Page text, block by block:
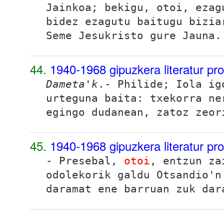
Jainkoa; bekigu, otoi,
bidez ezagutu baitugu
Seme Jesukristo gure Jauna.
44. 1940-1968 gipuzkera literatur
Dameta'k .- Philide; Iola
urteguna baita: txekorra
egingo dudanean, zatoz
45. 1940-1968 gipuzkera literatur
- Presebal, otoi , entzun
odolekorik galdu
daramat ene barruan zuk